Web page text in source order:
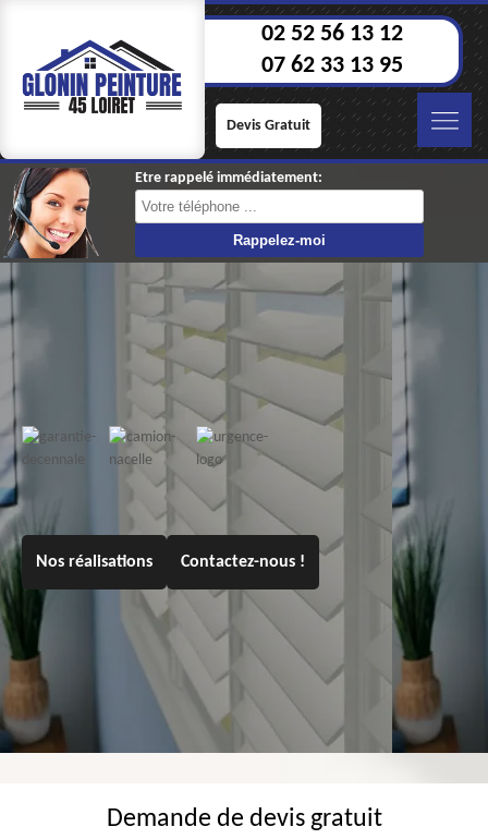
02 52 56 13 12
07 62 33 13 95
Devis Gratuit
Etre rappelé immédiatement:
Nos réalisations Contactez-nous !
Demande de devis gratuit